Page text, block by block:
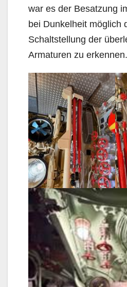
war es der Besatzung
bei Dunkelheit möglich
Schaltstellung der
Armaturen zu erkennen.